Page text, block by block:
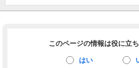
このページの情報は役に立
はい